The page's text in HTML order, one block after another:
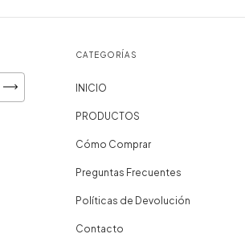
CATEGORÍAS
INICIO
PRODUCTOS
Cómo Comprar
Preguntas Frecuentes
Políticas de Devolución
Contacto